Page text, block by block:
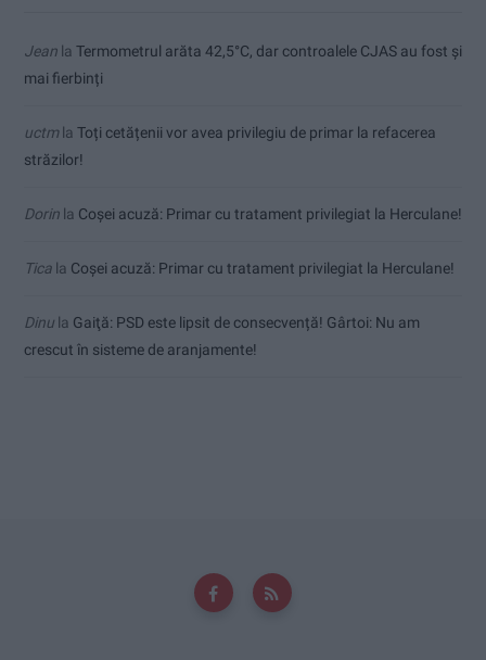
Jean la Termometrul arăta 42,5°C, dar controalele CJAS au fost și
mai fierbinți
uctmla Toți cetățenii vor avea privilegiu de primar la refacerea
străzilor!
Dorin la Coșei acuză: Primar cu tratament privilegiat la Herculane!
Tica la Coșei acuză: Primar cu tratament privilegiat la Herculane!
Dinu la Gaiţă: PSD este lipsit de consecvență! Gârtoi: Nu am
crescut în sisteme de aranjamente!